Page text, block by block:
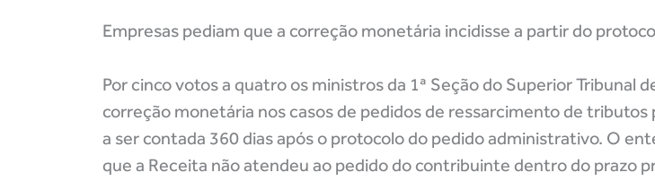
Empresas pediam que a correção monetária incidisse a partir do
Por cinco votos a quatro os ministros da 1ª Seção do Superior Tribunal
correção monetária nos casos de pedidos de ressarcimento de
a ser contada 360 dias após o protocolo do pedido administrativo. O
que a Receita não atendeu ao pedido do contribuinte dentro do prazo